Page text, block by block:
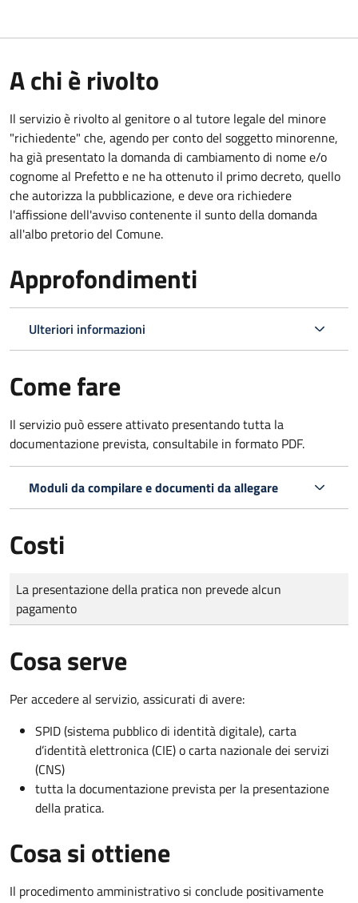
A chi è rivolto
Il servizio è rivolto al genitore o al tutore legale del minore
"richiedente" che, agendo per conto del soggetto minorenne,
ha già presentato la domanda di cambiamento di nome e/o
cognome al Prefetto e ne ha ottenuto il primo decreto, quello
che autorizza la pubblicazione, e deve ora richiedere
l'affissione dell'avviso contenente il sunto della domanda
all'albo pretorio del Comune.
Approfondimenti
Ulteriori informazioni
Come fare
Il servizio può essere attivato presentando tutta la
documentazione prevista, consultabile in formato PDF.
Moduli da compilare e documenti da allegare
Costi
Tipo di pagamento
Importo
La presentazione della pratica non prevede alcun
pagamento
Cosa serve
Per accedere al servizio, assicurati di avere:
SPID (sistema pubblico di identità digitale), carta
d’identità elettronica (CIE) o carta nazionale dei servizi
(CNS)
tutta la documentazione prevista per la presentazione
della pratica.
Cosa si ottiene
Il procedimento amministrativo si conclude positivamente